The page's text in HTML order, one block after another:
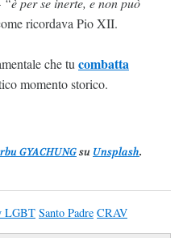
ricordava Pio XII.
che tu combatta
momento storico.
GYACHUNGsu Unsplash.
LGBT Santo Padre CRAV